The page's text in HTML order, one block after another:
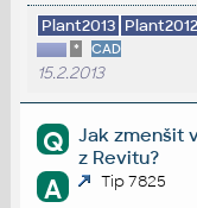
Plant2013 Plant2012
* CAD
15.2.2013
Q
Jak zmenšit
z Revitu?
A Tip 7825